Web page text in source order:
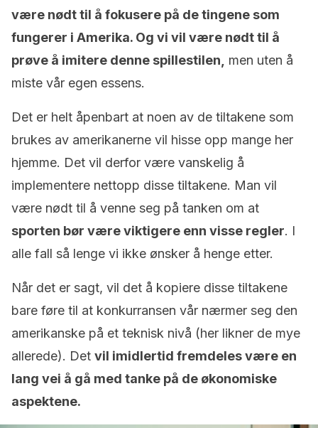
være nødt til å fokusere på de tingene som
fungerer i Amerika. Og vi vil være nødt til å
prøve å imitere denne spillestilen,
men uten å
miste vår egen essens.
Det er helt åpenbart at noen av de tiltakene som
brukes av amerikanerne vil hisse opp mange her
hjemme. Det vil derfor være vanskelig å
implementere nettopp disse tiltakene. Man vil
være nødt til å venne seg på tanken om at
sporten bør være viktigere enn visse regler. I
alle fall så lenge vi ikke ønsker å henge etter.
Når det er sagt, vil det å kopiere disse tiltakene
bare føre til at konkurransen vår nærmer seg den
amerikanske på et teknisk nivå (her likner de mye
allerede). Det vil imidlertid fremdeles være en
lang vei å gå med tanke på de økonomiske
aspektene.